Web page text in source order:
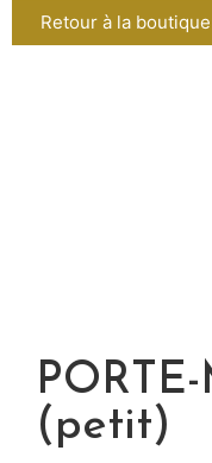
Retour à la boutique
(petit)